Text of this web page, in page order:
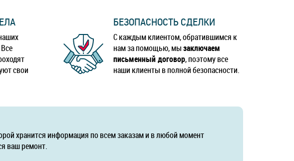
свои
БЕЗОПАСНОСТЬ СДЕЛКИ
С каждым клиентом, обратившимся к
нам за помощью, мызаключаем
письменный договор, поэтому все
наши клиенты в полной безопасности.
хранится информация по всем заказам и в любой момент
ваш ремонт.